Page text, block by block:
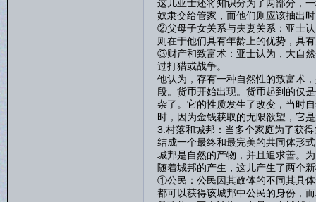
这儿亚士还将知识分为了两部分，
奴隶交给管家，而他们则应该抽出
②父母子女关系与夫妻关系：亚士
则在于他们具有年龄上的优势，具
③财产和致富术：亚士认为，大自
过打猎或战争。
他认为，存有一种自然性的致富术
段。货币开始出现。货币起到的仅
杂了。它的性质发生了改变，当时
时，因为金钱获取的无限欲望，它
3.村落和城邦：当多个家庭为了获
结成一个最终和最完美的共同体形
城邦是自然的产物，并且追求善。
随着城邦的产生，这儿产生了两个
①公民：公民因其政体的不同其具
都可以获得该城邦中公民的身份，